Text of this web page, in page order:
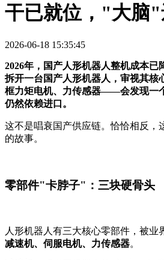
干已就位，"大脑"
2026-06-18 15:35:45
2026年，国产人形机器人整机成本已
拆开一台国产人形机器人，审视其
框力矩电机、力传感器——会发现一
仍然依赖进口。
这不是唱衰国产供应链。恰恰相反，
的故事。
零部件"卡脖子"：三块硬骨头
人形机器人有三大核心零部件，被业
减速机、伺服电机、力传感器。